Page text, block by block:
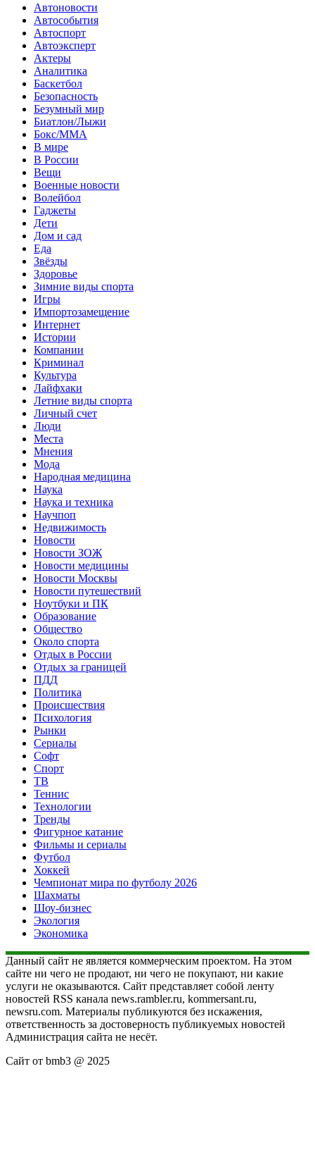
Автоновости
Автособытия
Автоспорт
Автоэксперт
Актеры
Аналитика
Баскетбол
Безопасность
Безумный мир
Биатлон/Лыжи
Бокс/MMA
В мире
В России
Вещи
Военные новости
Волейбол
Гаджеты
Дети
Дом и сад
Еда
Звёзды
Здоровье
Зимние виды спорта
Игры
Импортозамещение
Интернет
Истории
Компании
Криминал
Культура
Лайфхаки
Летние виды спорта
Личный счет
Люди
Места
Мнения
Мода
Народная медицина
Наука
Наука и техника
Научпоп
Недвижимость
Новости
Новости ЗОЖ
Новости медицины
Новости Москвы
Новости путешествий
Ноутбуки и ПК
Образование
Общество
Около спорта
Отдых в России
Отдых за границей
ПДД
Политика
Происшествия
Психология
Рынки
Сериалы
Софт
Спорт
ТВ
Теннис
Технологии
Тренды
Фигурное катание
Фильмы и сериалы
Футбол
Хоккей
Чемпионат мира по футболу 2026
Шахматы
Шоу-бизнес
Экология
Экономика
Данный сайт не является коммерческим проектом. На этом
сайте ни чего не продают, ни чего не покупают, ни какие
услуги не оказываются. Сайт представляет собой ленту
новостей RSS канала news.rambler.ru, kommersant.ru,
newsru.com. Материалы публикуются без искажения,
ответственность за достоверность публикуемых новостей
Администрация сайта не несёт.
Сайт от bmb3 @ 2025